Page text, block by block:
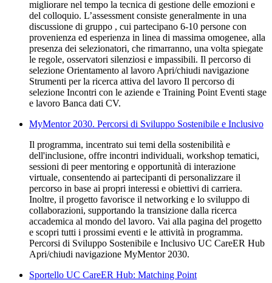
migliorare nel tempo la tecnica di gestione delle emozioni e
del colloquio. L’assessment consiste generalmente in una
discussione di gruppo , cui partecipano 6-10 persone con
provenienza ed esperienza in linea di massima omogenee, alla
presenza dei selezionatori, che rimarranno, una volta spiegate
le regole, osservatori silenziosi e impassibili. Il percorso di
selezione Orientamento al lavoro Apri/chiudi navigazione
Strumenti per la ricerca attiva del lavoro Il percorso di
selezione Incontri con le aziende e Training Point Eventi stage
e lavoro Banca dati CV.
MyMentor 2030. Percorsi di Sviluppo Sostenibile e Inclusivo
Il programma, incentrato sui temi della sostenibilità e
dell'inclusione, offre incontri individuali, workshop tematici,
sessioni di peer mentoring e opportunità di interazione
virtuale, consentendo ai partecipanti di personalizzare il
percorso in base ai propri interessi e obiettivi di carriera.
Inoltre, il progetto favorisce il networking e lo sviluppo di
collaborazioni, supportando la transizione dalla ricerca
accademica al mondo del lavoro. Vai alla pagina del progetto
e scopri tutti i prossimi eventi e le attività in programma.
Percorsi di Sviluppo Sostenibile e Inclusivo UC CareER Hub
Apri/chiudi navigazione MyMentor 2030.
Sportello UC CareER Hub: Matching Point